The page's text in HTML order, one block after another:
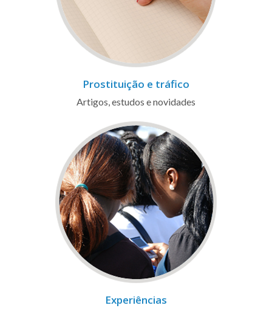
Prostituição e tráfico
Artigos, estudos e novidades
Experiências